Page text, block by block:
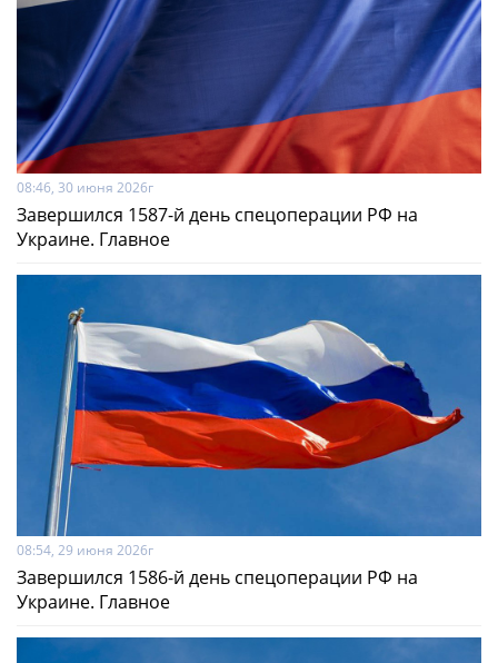
08:46, 30 июня 2026г
Завершился 1587-й день спецоперации РФ на
Украине. Главное
08:54, 29 июня 2026г
Завершился 1586-й день спецоперации РФ на
Украине. Главное